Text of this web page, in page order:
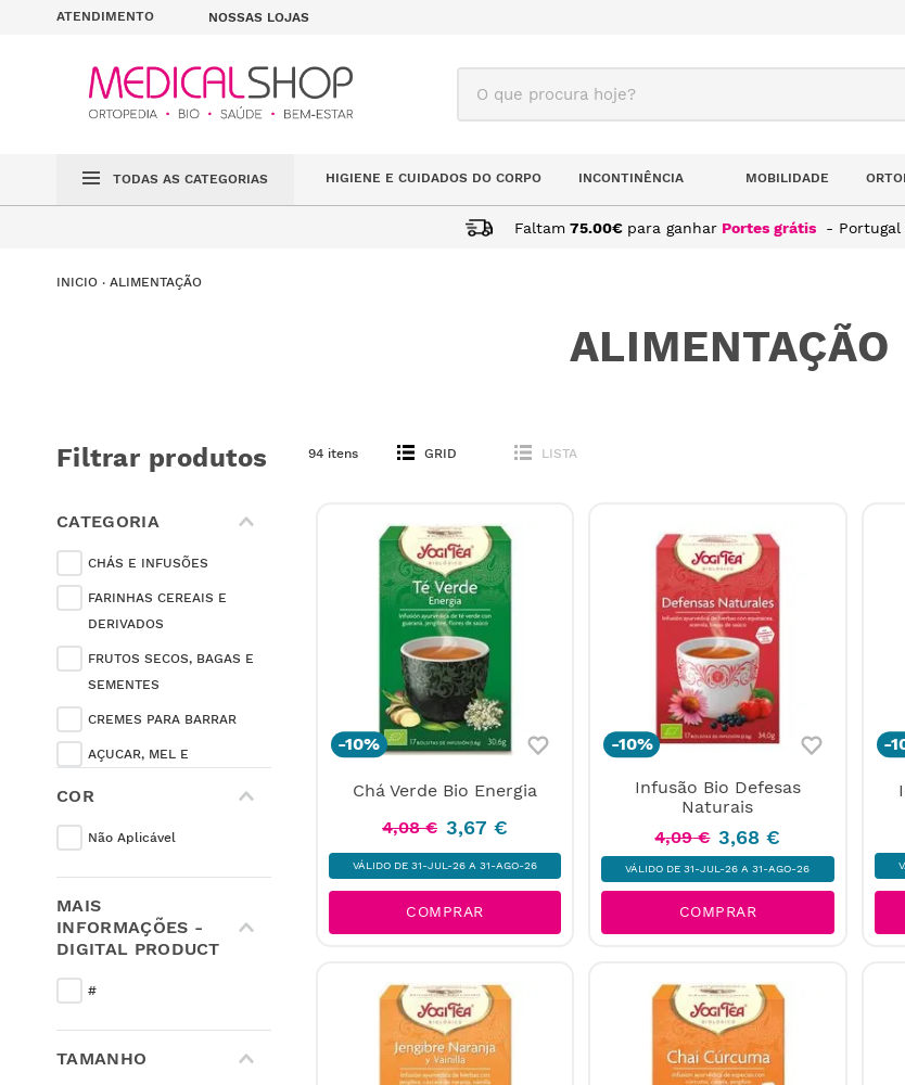
ATENDIMENTO NOSSAS LOJAS
O que procura hoje?
TODAS AS CATEGORIAS HIGIENE E CUIDADOS DO CORPO INCONTINÊNCIA MOBILIDADE
Faltam 75.00€ para ganhar Portes grátis -
ALIMENTAÇÃO
ALIMENTAÇÃO
Filtrar produtos
CATEGORIA
CHÁS E INFUSÕES
FARINHAS CEREAIS E
DERIVADOS
FRUTOS SECOS, BAGAS E
SEMENTES
CREMES PARA BARRAR
AÇUCAR, MEL E
SUPLEMENTOS
ALIMENTARES
COR
Não Aplicável
MAIS
INFORMAÇÕES -
DIGITAL PRODUCT
#
TAMANHO
94 itens GRID LISTA
-10%
Chá Verde Bio Energia
4,08 € 3,67 €
VÁLIDO DE 31-JUL-26 A 31-AGO-26
COMPRAR
-10%
Infusão Bio Defesas
Naturais
4,09 € 3,68 €
VÁLIDO DE 31-JUL-26 A 31-AGO-26
COMPRAR
-